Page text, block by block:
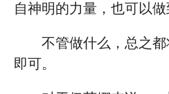
自神明的力量，也可以做
不管做什么，总之
即可。